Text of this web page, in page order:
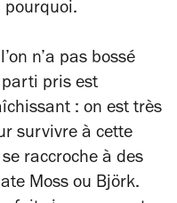
pourquoi.
n’a pas bossé
parti pris est
: on est très
survivre à cette
raccroche à des
Moss ou Björk.